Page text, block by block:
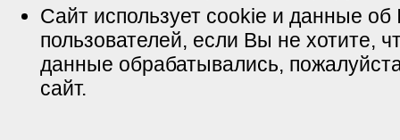
Сайт использует cookie и данные об
пользователей, если Вы не хотите,
данные обрабатывались,
сайт.